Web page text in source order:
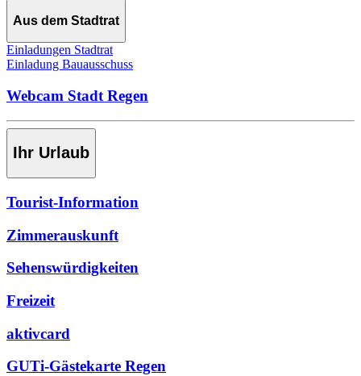
Aus dem Stadtrat
Einladungen Stadtrat
Einladung Bauausschuss
Webcam Stadt Regen
Ihr Urlaub
Tourist-Information
Zimmerauskunft
Sehenswürdigkeiten
Freizeit
aktivcard
GUTi-Gästekarte Regen